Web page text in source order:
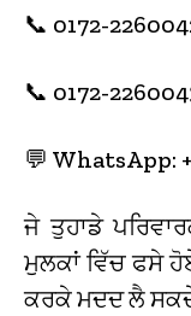
📞 0172-
📞 0172-
💬 WhatsApp:
ਜੇ ਤੁਹਾਡੇ
ਮੁਲਕਾਂ ਵਿੱਚ ਫਸੇ
ਕਰਕੇ ਮਦਦ ਲੈ